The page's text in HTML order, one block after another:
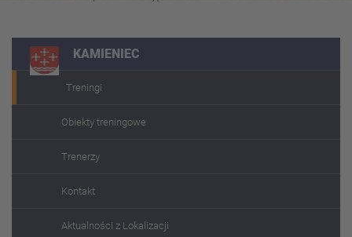
KAMIENIEC
Treningi
Obiekty treningowe
Trenerzy
Kontakt
Aktualności z Lokalizacji